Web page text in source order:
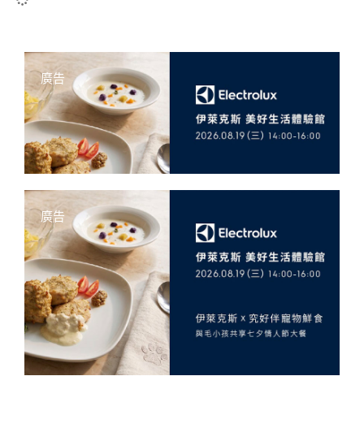
廣告
廣告